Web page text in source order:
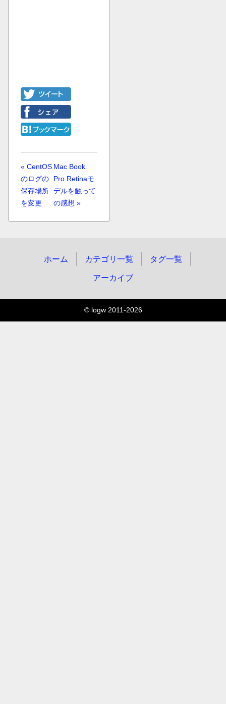
« CentOS
のログの
保存場所
を変更
Mac Book
Pro Retinaモ
デルを触って
の感想 »
ホーム カテゴリ一覧 タグ一覧
アーカイブ
© logw 2011-2026